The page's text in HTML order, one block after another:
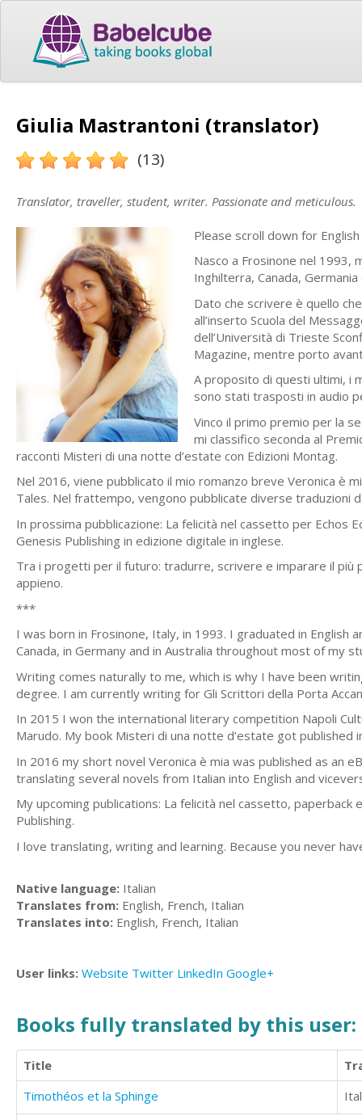
Giulia Mastrantoni (translator)
(13)
Translator, traveller, student, writer. Passionate and meticulous.
Please scroll down for
Nasco a Frosinone nel 1993,
Inghilterra, Canada,
Dato che scrivere è quello
all’inserto Scuola del
dell’Università di Trieste
Magazine, mentre porto
A proposito di questi ultimi, i
sono stati trasposti in audio
Vinco il primo premio per la
mi classifico seconda al
racconti Misteri di una notte d’estate con Edizioni Montag.
Nel 2016, viene pubblicato il mio romanzo breve Veronica è
Tales. Nel frattempo, vengono pubblicate diverse traduzioni
In prossima pubblicazione: La felicità nel cassetto per Echos
Genesis Publishing in edizione digitale in inglese.
Tra i progetti per il futuro: tradurre, scrivere e imparare il più
appieno.
***
I was born in Frosinone, Italy, in 1993. I graduated in English
Canada, in Germany and in Australia throughout most of my
Writing comes naturally to me, which is why I have been
degree. I am currently writing for Gli Scrittori della Porta
In 2015 I won the international literary competition Napoli
Marudo. My book Misteri di una notte d’estate got published
In 2016 my short novel Veronica è mia was published as an
translating several novels from Italian into English and
My upcoming publications: La felicità nel cassetto, paperback
Publishing.
I love translating, writing and learning. Because you never
Native language: Italian
Translates from: English, French, Italian
Translates into: English, French, Italian
User links: Website Twitter LinkedIn Google+
Books fully translated by this user:
Title
Timothéos et la Sphinge